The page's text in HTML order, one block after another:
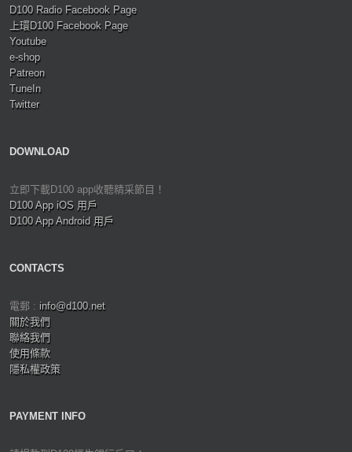
D100 Radio Facebook Page
上環D100 Facebook Page
Youtube
e-shop
Patreon
TuneIn
Twitter
DOWNLOAD
立即下載D100 app收聽精采節目！
D100 App iOS 用戶
D100 App Android 用戶
CONTACTS
電郵 : info@d100.net
關於我們
聯絡我們
使用條款
隱私權政策
PAYMENT INFO